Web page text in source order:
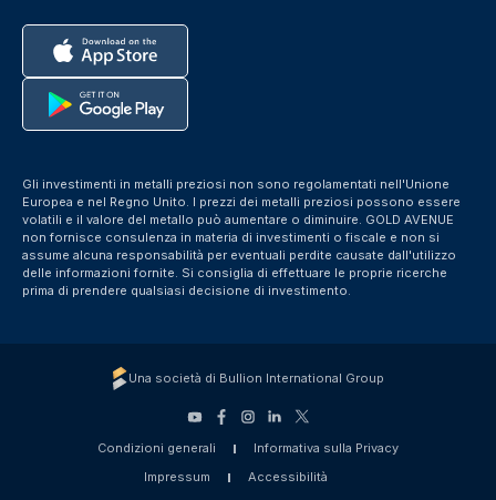
Gli investimenti in metalli preziosi non sono regolamentati nell'Unione
Europea e nel Regno Unito. I prezzi dei metalli preziosi possono essere
volatili e il valore del metallo può aumentare o diminuire. GOLD AVENUE
non fornisce consulenza in materia di investimenti o fiscale e non si
assume alcuna responsabilità per eventuali perdite causate dall'utilizzo
delle informazioni fornite. Si consiglia di effettuare le proprie ricerche
prima di prendere qualsiasi decisione di investimento.
Una società di Bullion International Group
Condizioni generali
Informativa sulla Privacy
Impressum
Accessibilità